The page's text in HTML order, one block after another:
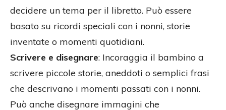
decidere un tema per il libretto. Può essere
basato su ricordi speciali con i nonni, storie
inventate o momenti quotidiani.
Scrivere e disegnare: Incoraggia il bambino a
scrivere piccole storie, aneddoti o semplici frasi
che descrivano i momenti passati con i nonni.
Può anche disegnare immagini che